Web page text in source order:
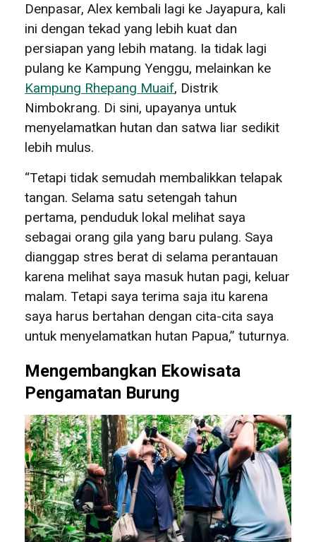
Denpasar, Alex kembali lagi ke Jayapura, kali
ini dengan tekad yang lebih kuat dan
persiapan yang lebih matang. Ia tidak lagi
pulang ke Kampung Yenggu, melainkan ke
Kampung Rhepang Muaif, Distrik
Nimbokrang. Di sini, upayanya untuk
menyelamatkan hutan dan satwa liar sedikit
lebih mulus.
“Tetapi tidak semudah membalikkan telapak
tangan. Selama satu setengah tahun
pertama, penduduk lokal melihat saya
sebagai orang gila yang baru pulang. Saya
dianggap stres berat di selama perantauan
karena melihat saya masuk hutan pagi, keluar
malam. Tetapi saya terima saja itu karena
saya harus bertahan dengan cita-cita saya
untuk menyelamatkan hutan Papua,” tuturnya.
Mengembangkan Ekowisata
Pengamatan Burung